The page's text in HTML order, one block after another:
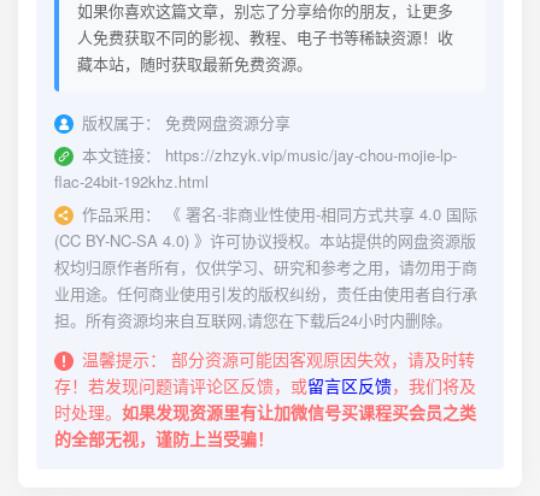
如果你喜欢这篇文章，别忘了分享给你的朋友，让更多
人免费获取不同的影视、教程、电子书等稀缺资源！收
藏本站，随时获取最新免费资源。
版权属于：
免费网盘资源分享
本文链接：
https://zhzyk.vip/music/jay-chou-mojie-lp-
flac-24bit-192khz.html
作品采用：
《 署名-非商业性使用-相同方式共享 4.0 国际
(CC BY-NC-SA 4.0) 》许可协议授权。本站提供的网盘资源版
权均归原作者所有，仅供学习、研究和参考之用，请勿用于商
业用途。任何商业使用引发的版权纠纷，责任由使用者自行承
担。所有资源均来自互联网,请您在下载后24小时内删除。
温馨提示：
部分资源可能因客观原因失效，请及时转
存！若发现问题请评论区反馈，或留言区反馈，我们将及
时处理。 如果发现资源里有让加微信号买课程买会员之类
的全部无视，谨防上当受骗！